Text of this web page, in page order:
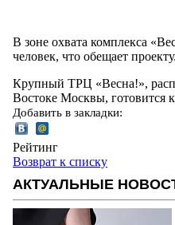
В зоне охвата комплекса
человек, что обещает проекту.
Крупный ТРЦ «Весна!»,
Востоке Москвы, готовится
Добавить в закладки:
Рейтинг
Возврат к списку
АКТУАЛЬНЫЕ